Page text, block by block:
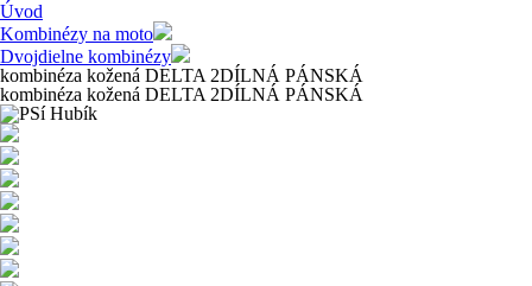
Úvod
Kombinézy na moto
Dvojdielne kombinézy
kombinéza kožená DELTA 2DÍLNÁ PÁNSKÁ
kombinéza kožená DELTA 2DÍLNÁ PÁNSKÁ